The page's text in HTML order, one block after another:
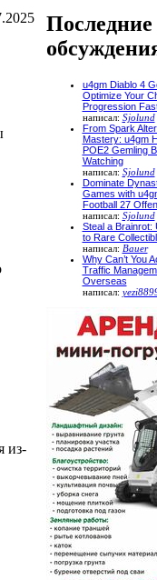
из-
Последние
u4gm Diablo 4
Optimize Your
Progression
написал: Sjolund
From Spark
Mastery: u4gm
POE2 Gemling
Watching
написал: Sjolund
Dominate
Games with
Football 27
написал: Sjolund
Steal a Brainrot:
to Rare
написал: Bauer
Why Can’t You
Traffic
Overseas
написал: